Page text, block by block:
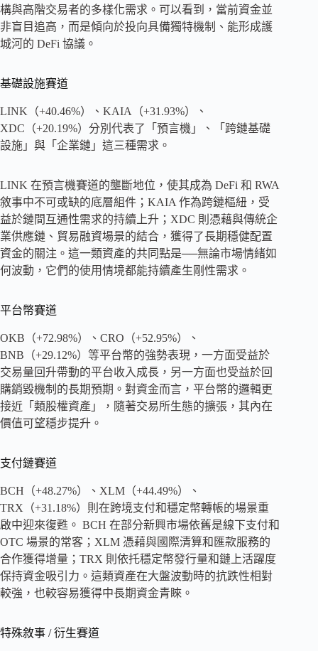
構與高階交易者的多樣化需求。可以看到，當前資金並
非盲目追高，而是傾向於投向具備獨特機制、能形成護
城河的 DeFi 協議。
基礎設施賽道
LINK（+40.46%）、KAIA（+31.93%）、
XDC（+20.19%）分別代表了「預言機」、「跨鏈基礎
設施」與「企業鏈」這三種需求。
LINK 在預言機賽道的壟斷地位，使其成為 DeFi 和 RWA
敘事中不可或缺的底層組件；KAIA 作為跨鏈樞紐，受
益於鏈間互通性需求的持續上升；XDC 則憑藉與傳統企
業供應鏈、貿易融資場景的結合，獲得了長期穩健配置
資金的關注。這一類資產的共同點是──無論市場情緒如
何波動，它們的使用情境都能持續產生剛性需求。
平台幣賽道
OKB（+72.98%）、CRO（+52.95%）、
BNB（+29.12%）等平台幣的強勢表現，一方面受益於
交易量回升帶動的平台收入成長，另一方面也受益於回
購銷毀機制的長期預期。對資金而言，平台幣的邏輯更
接近「類股權資產」，隨著交易所生態的擴張，其內在
價值可望穩步提升。
支付鏈賽道
BCH（+48.27%）、XLM（+44.49%）、
TRX（+31.18%）則在跨境支付和穩定幣轉帳的場景重
啟中迎來復甦。 BCH 在部分新興市場依舊是線下支付和
OTC 場景的常客；XLM 憑藉與國際清算和匯款服務的
合作獲得增量；TRX 則依托穩定幣發行量和鏈上活躍度
保持資金吸引力。這類資產在大盤波動時的抗跌性相對
較強，也較容易獲得中長期資金青睞。
特殊敘事 / 衍生賽道